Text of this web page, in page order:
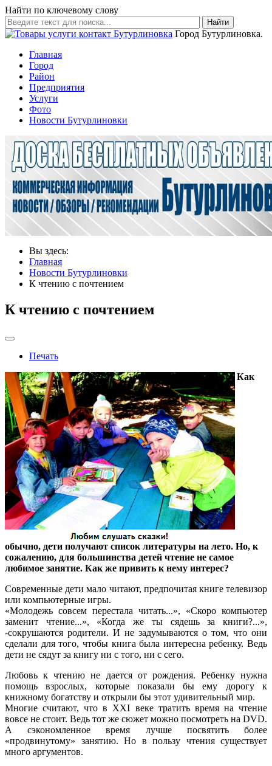
Найти по ключевому слову
Найти
Город Бутурлиновка.
Главная
Город
Район
Предприятия
Услуги
Фото
Новости Бутурлиновки
Вы здесь:
Главная
Новости Бутурлиновки
К чтению с почтением
К чтению с почтением
Печать
Как
обычно, дети получают список литературы на лето. Но, к
сожалению, для большинства детей чтение не самое
любимое занятие. Как же привить к нему интерес?
Современные дети мало читают, предпочитая книге телевизор
или компьютерные игры.
«Молодежь совсем перестала читать...», «Скоро компьютер
заменит чтение...», «Когда же ты сядешь за книги?...»,
-сокрушаются родители. И не задумываются о том, что они
сделали для того, чтобы книга была интересна ребенку. Ведь
дети не сядут за книгу ни с того, ни с сего.
Любовь к чтению не дается от рождения. Ребенку нужна
помощь взрослых, которые показали бы ему дорогу к
книжному богатству и открыли бы этот удивительный мир.
Многие считают, что в XXI веке тратить время на чтение
вовсе не стоит. Ведь тот же сюжет можно посмотреть на DVD.
А сэкономленное время лучше посвятить более
«продвинутому» занятию. Но в пользу чтения существует
много аргументов.